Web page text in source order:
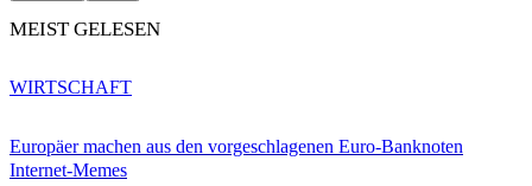
MEIST GELESEN
Europäer machen aus den vorgeschlagenen Euro-Banknoten
Internet-Memes
WIRTSCHAFT